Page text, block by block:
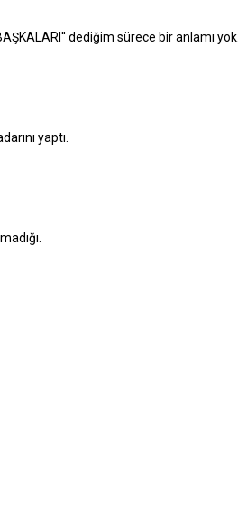
dediğim sürece bir anlamı yok..
yaptı.